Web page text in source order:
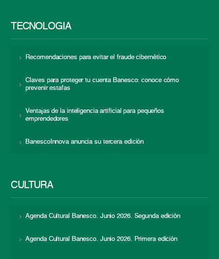
TECNOLOGÍA
Recomendaciones para evitar el fraude cibernético
Claves para proteger tu cuenta Banesco: conoce cómo
prevenir estafas
Ventajas de la inteligencia artificial para pequeños
emprendedores
BanescoInnova anuncia su tercera edición
CULTURA
Agenda Cultural Banesco. Junio 2026. Segunda edición
Agenda Cultural Banesco. Junio 2026. Primera edición